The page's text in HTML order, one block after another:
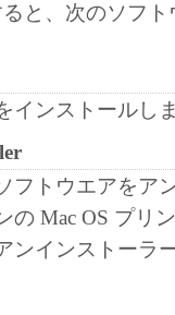
と、次のソフ
インストールし
フトウエアをア
の Mac OS プリ
ンインストーラ